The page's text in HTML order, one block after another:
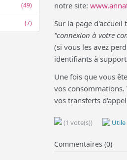
(49)
(7)
notre site:
Sur la page d'accueil
"connexion à votre
(si vous les avez
identifiants à
Une fois que vous
vos
vos transferts
(1 vote(s)) Utile
Commentaires (0)